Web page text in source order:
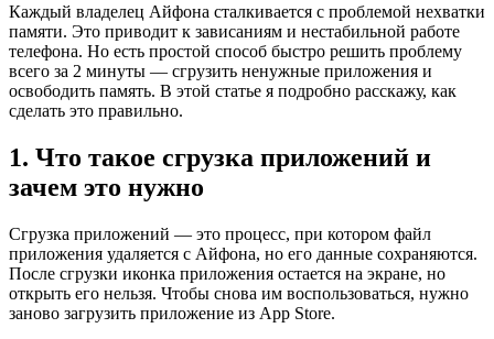
Каждый владелец Айфона сталкивается с проблемой нехватки
памяти. Это приводит к зависаниям и нестабильной работе
телефона. Но есть простой способ быстро решить проблему
всего за 2 минуты — сгрузить ненужные приложения и
освободить память. В этой статье я подробно расскажу, как
сделать это правильно.
1. Что такое сгрузка приложений и
зачем это нужно
Сгрузка приложений — это процесс, при котором файл
приложения удаляется с Айфона, но его данные сохраняются.
После сгрузки иконка приложения остается на экране, но
открыть его нельзя. Чтобы снова им воспользоваться, нужно
заново загрузить приложение из App Store.